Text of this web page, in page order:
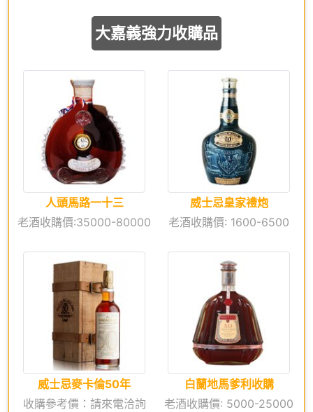
大嘉義強力收購品
人頭馬路一十三
老酒收購價:35000-80000
威士忌皇家禮炮
老酒收購價: 1600-6500
威士忌麥卡倫50年
收購參考價：請來電洽詢
白蘭地馬爹利收購
老酒收購價: 5000-25000